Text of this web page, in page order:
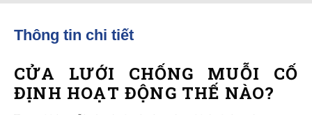
Thông tin chi tiết
CỬA LƯỚI CHỐNG MUỖI CỐ
ĐỊNH HOẠT ĐỘNG THẾ NÀO?